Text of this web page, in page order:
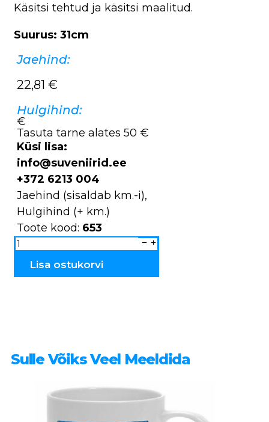
Käsitsi tehtud ja käsitsi maalitud.
Suurus: 31cm
Jaehind:
22,81 €
Hulgihind:
€
Tasuta tarne alates 50 €
Küsi lisa:
info@suveniirid.ee
+372 6213 004
Jaehind (sisaldab km.-i),
Hulgihind (+ km.)
Toote kood: 653
Küünlatops/rahakassa
keraamiline
majakas
Lisa ostukorvi
Sulle Võiks Veel Meeldida